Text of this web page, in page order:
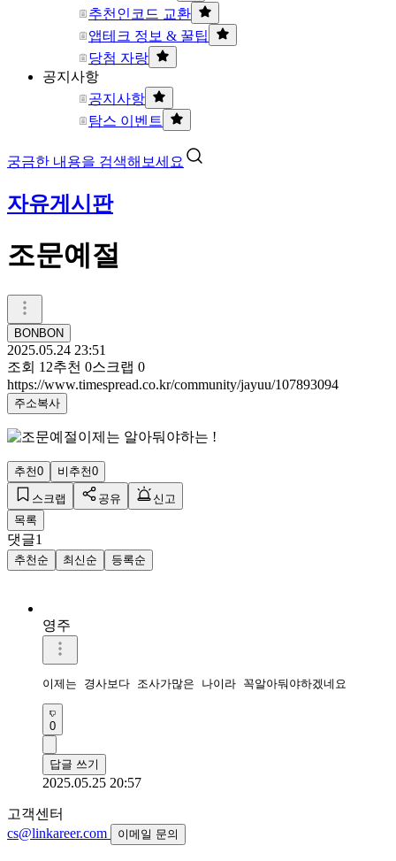
추천인코드 교환
앱테크 정보 & 꿀팁
당첨 자랑
공지사항
공지사항
탐스 이벤트
궁금한 내용을 검색해보세요
자유게시판
조문예절
BONBON
2025.05.24 23:51
조회 12추천 0스크랩 0
https://www.timespread.co.kr/community/jayuu/107893094
주소복사
이제는 알아둬야하는 !
추천0 비추천0
스크랩 공유
신고
목록
댓글1
추천순 최신순 등록순
영주
이제는 경사보다 조사가많은 나이라 꼭알아둬야하겠네요
0
답글 쓰기
2025.05.25 20:57
고객센터
cs@linkareer.com
이메일 문의